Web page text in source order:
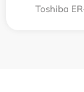
Toshiba